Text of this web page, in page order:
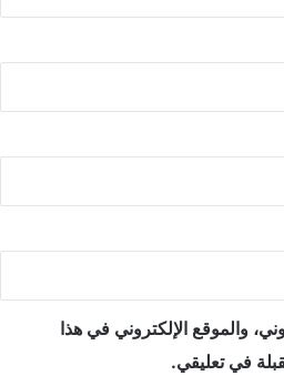
والموقع الإلكتروني في هذا
في تعليقي.